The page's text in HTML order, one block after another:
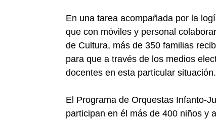
En una tarea acompañada por la
que con móviles y personal
de Cultura, más de 350 familias
para que a través de los medios
docentes en esta particular situación.
El Programa de Orquestas Infanto-
participan en él más de 400 niños y